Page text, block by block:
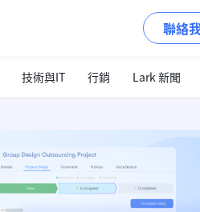
聯絡
技術與IT 行銷 Lark 新聞